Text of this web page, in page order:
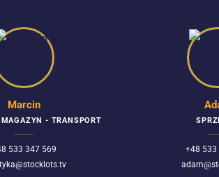
Marcin
- TRANSPORT
533 347 569
+48 533